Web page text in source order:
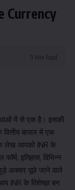
Currency
9 Min Read
में से एक है। इसकी
बाजार में एक
लेख आपको INR के
इतिहास, विभिन्न
जुड़े अक्सर पूछे जाने वाले
INR के विशेषज्ञ बन